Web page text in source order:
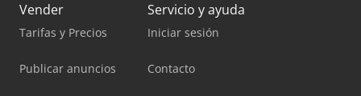
Vender
Tarifas y Precios
Publicar anuncios
Servicio y ayuda
Iniciar sesión
Contacto